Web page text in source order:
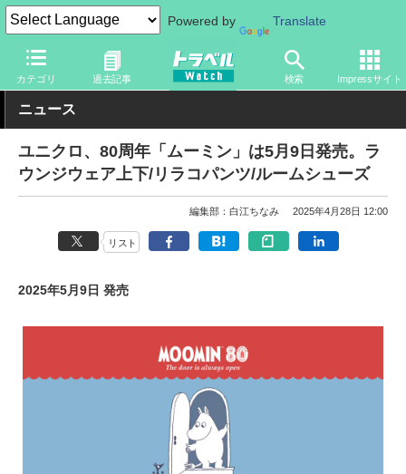
Powered by Translate
カテゴリ 過去記事 検索 Impressサイト
トラベル Watch 旅のアイテム 旅行グッズ 衣類
ニュース
ユニクロ、80周年「ムーミン」は5月9日発売。ラ
ウンジウェア上下/リラコパンツ/ルームシューズ
編集部：白江ちなみ 2025年4月28日 12:00
リスト
2025年5月9日 発売